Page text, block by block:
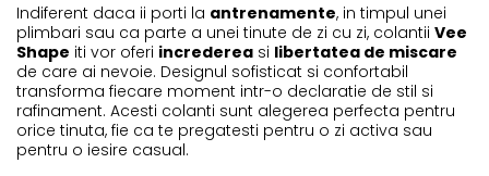
Indiferent daca ii porti la antrenamente, in timpul unei
plimbari sau ca parte a unei tinute de zi cu zi, colantii Vee
Shape iti vor oferi increderea si libertatea de miscare
de care ai nevoie. Designul sofisticat si confortabil
transforma fiecare moment intr-o declaratie de stil si
rafinament. Acesti colanti sunt alegerea perfecta pentru
orice tinuta, fie ca te pregatesti pentru o zi activa sau
pentru o iesire casual.